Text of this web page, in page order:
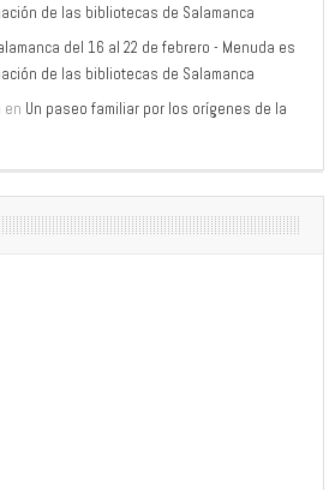
de las bibliotecas de Salamanca
del 16 al 22 de febrero - Menuda es
de las bibliotecas de Salamanca
en Un paseo familiar por los orígenes de la